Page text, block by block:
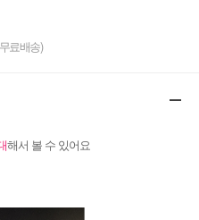
료배송)
해서 볼 수 있어요